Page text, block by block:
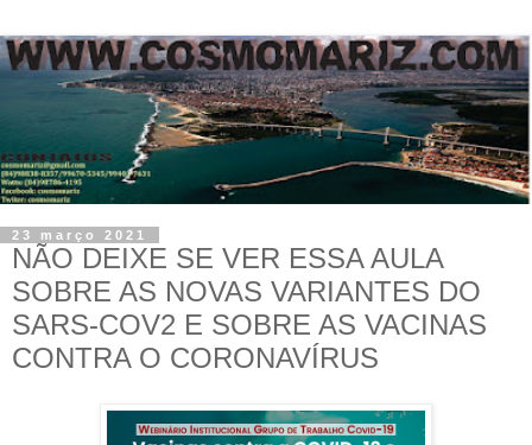
23 março 2021
NÃO DEIXE SE VER ESSA AULA
SOBRE AS NOVAS VARIANTES DO
SARS-COV2 E SOBRE AS VACINAS
CONTRA O CORONAVÍRUS